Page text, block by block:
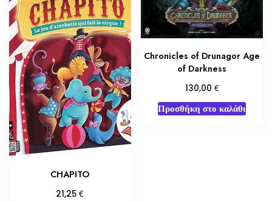
CHAPITO
21,25€
Chronicles of Drunagor Age
of Darkness
130,00 €
Προσθήκη στο καλάθι